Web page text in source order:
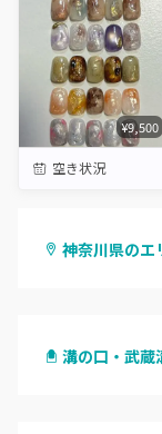
¥9,500
空き状況
神奈川県のエ
川崎
溝の口・武蔵